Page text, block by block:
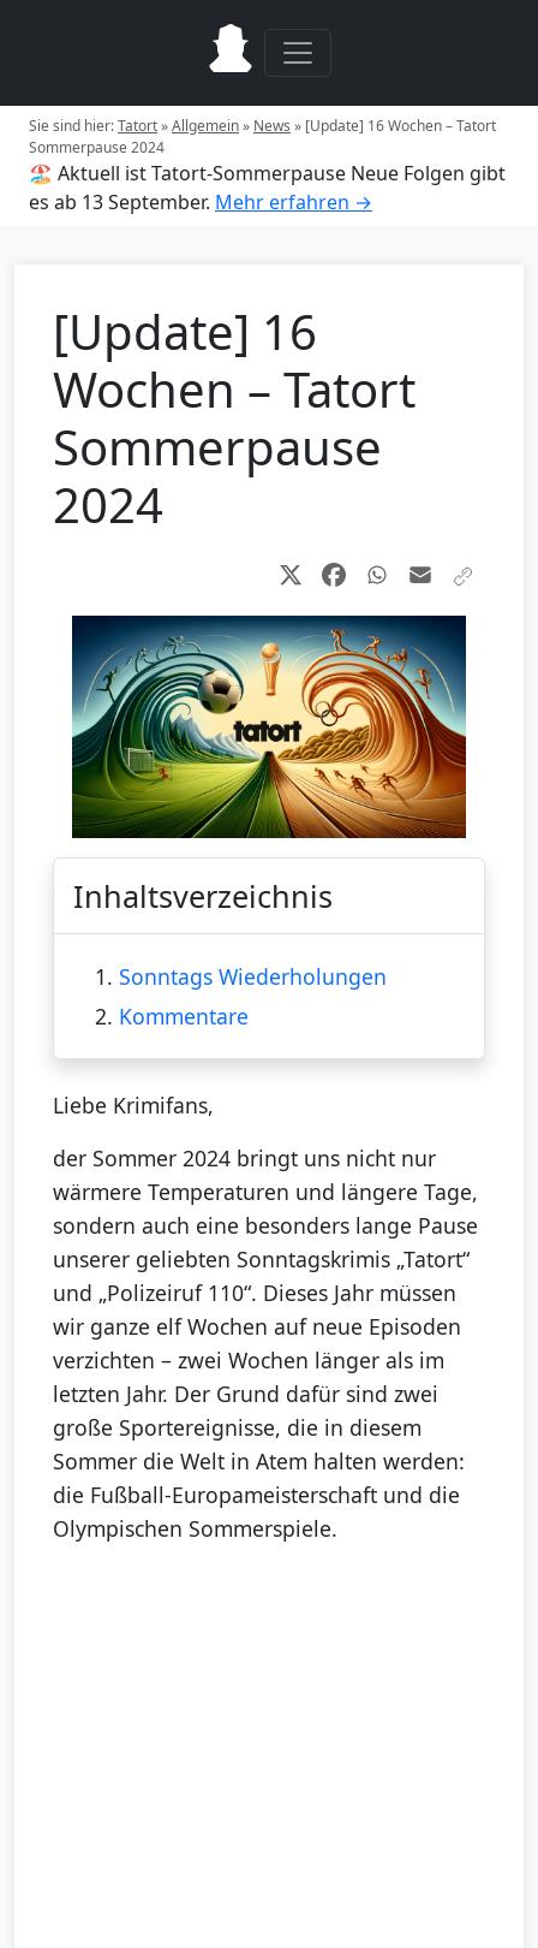
Sie sind hier:Tatort»Allgemein» News » [Update] 16 Wochen – Tatort
Sommerpause 2024
🏖️ Aktuell ist Tatort-Sommerpause Neue Folgen gibt
es ab 13 September. Mehr erfahren →
[Update] 16
Wochen – Tatort
Sommerpause
2024
Inhaltsverzeichnis
1. Sonntags Wiederholungen
2. Kommentare
Liebe Krimifans,
der Sommer 2024 bringt uns nicht nur
wärmere Temperaturen und längere Tage,
sondern auch eine besonders lange Pause
unserer geliebten Sonntagskrimis „Tatort“
und „Polizeiruf 110“. Dieses Jahr müssen
wir ganze elf Wochen auf neue Episoden
verzichten – zwei Wochen länger als im
letzten Jahr. Der Grund dafür sind zwei
große Sportereignisse, die in diesem
Sommer die Welt in Atem halten werden:
die Fußball-Europameisterschaft und die
Olympischen Sommerspiele.